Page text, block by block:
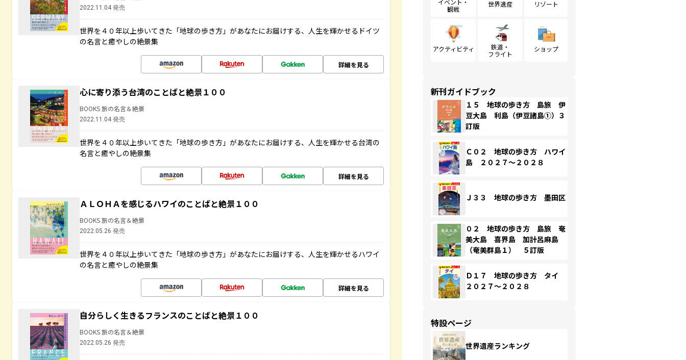
2022.11.04 発売
世界を４０年以上歩いてきた「地球の歩き方」があなたにお届けする、人生を輝かせるドイツ
の名言と癒やしの絶景集
詳細を見る
心に寄り添う台湾のことばと絶景１００
BOOKS 旅の名言＆絶景
2022.11.04 発売
世界を４０年以上歩いてきた「地球の歩き方」があなたにお届けする、人生を輝かせる台湾の
名言と癒やしの絶景集
詳細を見る
ＡＬＯＨＡを感じるハワイのことばと絶景１００
BOOKS 旅の名言＆絶景
2022.05.26 発売
世界を４０年以上歩いてきた「地球の歩き方」があなたにお届けする、人生を輝かせるハワイ
の名言と癒やしの絶景集
詳細を見る
自分らしく生きるフランスのことばと絶景１００
BOOKS 旅の名言＆絶景
2022.05.26 発売
観戦
世界遺産 リゾート
アクティビティ
鉄道・
フライト
ショップ
新刊ガイドブック
１５ 地球の歩き方 島旅 伊
豆大島 利島（伊豆諸島①）３
訂版
Ｃ０２ 地球の歩き方 ハワイ
島 ２０２７～２０２８
Ｊ３３ 地球の歩き方 墨田区
０２ 地球の歩き方 島旅 奄
美大島 喜界島 加計呂麻島
（奄美群島１） ５訂版
Ｄ１７ 地球の歩き方 タイ
２０２７～２０２８
特設ページ
世界遺産ランキング